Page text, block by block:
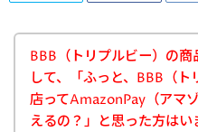
BBB（トリプルビー）の商
して、「ふっと、BBB（
店ってAmazonPay（アマ
えるの？」と思った方はい